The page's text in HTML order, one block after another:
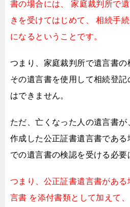
書の場合には、
家庭裁判所で
きを受けてはじめて、
相続手
になるということです。
つまり、家庭裁判所で遺言書の
その遺言書を使用して相続登記
はできません。
ただ、亡くなった人の遺言書が
作成した公正証書遺言書である
での遺言書の検認を受ける必要
つまり、公正証書遺言書がある
言書 を添付書類として加えて、